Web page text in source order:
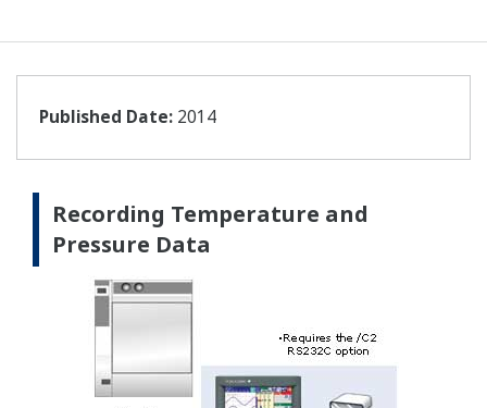
Published Date: 2014
Recording Temperature and
Pressure Data